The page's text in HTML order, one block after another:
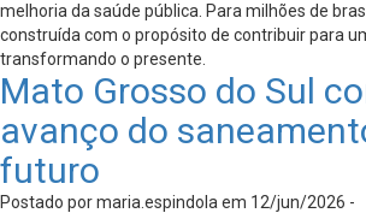
melhoria da saúde pública. Para milhões de
construída com o propósito de contribuir para
transformando o presente.
Mato Grosso do Sul
avanço do
futuro
Postado por maria.espindola em 12/jun/2026 -